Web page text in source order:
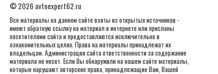
© 2026 avtoexpert62.ru
Все материалы на данном сайте взяты из открытых источников -
имеют обратную ссылку на материал в интернете или присланы
посетителями сайта и предоставляются исключительно в
ознакомительных целях. Права на материалы принадлежат их
владельцам. Администрация сайта ответственности за содержание
материала не несет. Если Вы обнаружили на нашем сайте материалы,
которые нарушают авторские права, принадлежащие Вам, Вашей